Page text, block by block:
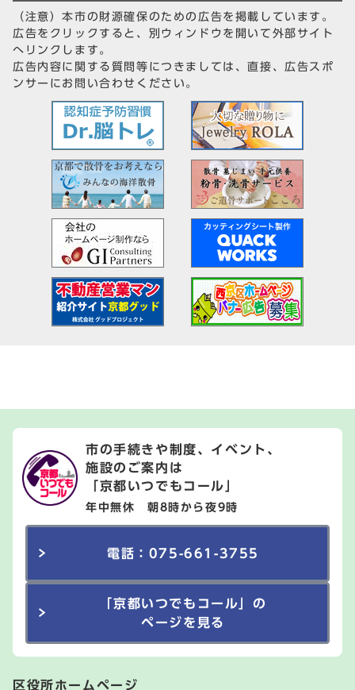
（注意）本市の財源確保のための広告を掲載しています。
広告をクリックすると、別ウィンドウを開いて外部サイト
へリンクします。
広告内容に関する質問等につきましては、直接、広告スポ
ンサーにお問い合わせください。
市の手続きや制度、イベント、
施設のご案内は
「京都いつでもコール」
年中無休 朝8時から夜9時
電話：075-661-3755
「京都いつでもコール」の
ページを見る
区役所ホームページ